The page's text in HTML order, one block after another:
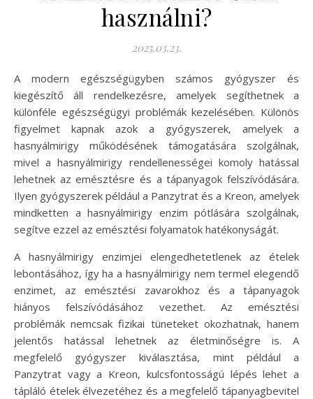
használni?
2025.03.23.
A modern egészségügyben számos gyógyszer és
kiegészítő áll rendelkezésre, amelyek segíthetnek a
különféle egészségügyi problémák kezelésében. Különös
figyelmet kapnak azok a gyógyszerek, amelyek a
hasnyálmirigy működésének támogatására szolgálnak,
mivel a hasnyálmirigy rendellenességei komoly hatással
lehetnek az emésztésre és a tápanyagok felszívódására.
Ilyen gyógyszerek például a Panzytrat és a Kreon, amelyek
mindketten a hasnyálmirigy enzim pótlására szolgálnak,
segítve ezzel az emésztési folyamatok hatékonyságát.
A hasnyálmirigy enzimjei elengedhetetlenek az ételek
lebontásához, így ha a hasnyálmirigy nem termel elegendő
enzimet, az emésztési zavarokhoz és a tápanyagok
hiányos felszívódásához vezethet. Az emésztési
problémák nemcsak fizikai tüneteket okozhatnak, hanem
jelentős hatással lehetnek az életminőségre is. A
megfelelő gyógyszer kiválasztása, mint például a
Panzytrat vagy a Kreon, kulcsfontosságú lépés lehet a
tápláló ételek élvezetéhez és a megfelelő tápanyagbevitel